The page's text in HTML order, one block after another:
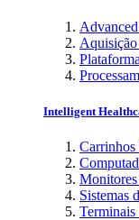
Intelligent
Sistemas
Terminais